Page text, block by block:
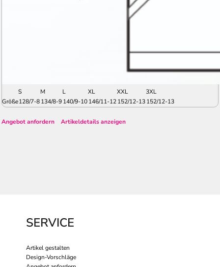
S M L XL XXL
3XL
Größe128/7-8134/8-9140/9-10146/11-12152/12-13152/12-13
Angebot anfordern Artikeldetails anzeigen
SERVICE
Artikel gestalten
Design-Vorschläge